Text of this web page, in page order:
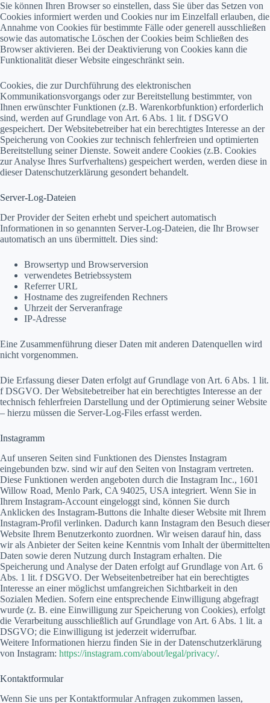
Sie können Ihren Browser so einstellen, dass Sie über das Setzen von
Cookies informiert werden und Cookies nur im Einzelfall erlauben, die
Annahme von Cookies für bestimmte Fälle oder generell ausschließen
sowie das automatische Löschen der Cookies beim Schließen des
Browser aktivieren. Bei der Deaktivierung von Cookies kann die
Funktionalität dieser Website eingeschränkt sein.
Cookies, die zur Durchführung des elektronischen
Kommunikationsvorgangs oder zur Bereitstellung bestimmter, von
Ihnen erwünschter Funktionen (z.B. Warenkorbfunktion) erforderlich
sind, werden auf Grundlage von Art. 6 Abs. 1 lit. f DSGVO
gespeichert. Der Websitebetreiber hat ein berechtigtes Interesse an der
Speicherung von Cookies zur technisch fehlerfreien und optimierten
Bereitstellung seiner Dienste. Soweit andere Cookies (z.B. Cookies
zur Analyse Ihres Surfverhaltens) gespeichert werden, werden diese in
dieser Datenschutzerklärung gesondert behandelt.
Server-Log-Dateien
Der Provider der Seiten erhebt und speichert automatisch
Informationen in so genannten Server-Log-Dateien, die Ihr Browser
automatisch an uns übermittelt. Dies sind:
Browsertyp und Browserversion
verwendetes Betriebssystem
Referrer URL
Hostname des zugreifenden Rechners
Uhrzeit der Serveranfrage
IP-Adresse
Eine Zusammenführung dieser Daten mit anderen Datenquellen wird
nicht vorgenommen.
Die Erfassung dieser Daten erfolgt auf Grundlage von Art. 6 Abs. 1 lit.
f DSGVO. Der Websitebetreiber hat ein berechtigtes Interesse an der
technisch fehlerfreien Darstellung und der Optimierung seiner Website
– hierzu müssen die Server-Log-Files erfasst werden.
Instagramm
Auf unseren Seiten sind Funktionen des Dienstes Instagram
eingebunden bzw. sind wir auf den Seiten von Instagram vertreten.
Diese Funktionen werden angeboten durch die Instagram Inc., 1601
Willow Road, Menlo Park, CA 94025, USA integriert. Wenn Sie in
Ihrem Instagram-Account eingeloggt sind, können Sie durch
Anklicken des Instagram-Buttons die Inhalte dieser Website mit Ihrem
Instagram-Profil verlinken. Dadurch kann Instagram den Besuch dieser
Website Ihrem Benutzerkonto zuordnen. Wir weisen darauf hin, dass
wir als Anbieter der Seiten keine Kenntnis vom Inhalt der übermittelten
Daten sowie deren Nutzung durch Instagram erhalten. Die
Speicherung und Analyse der Daten erfolgt auf Grundlage von Art. 6
Abs. 1 lit. f DSGVO. Der Webseitenbetreiber hat ein berechtigtes
Interesse an einer möglichst umfangreichen Sichtbarkeit in den
Sozialen Medien. Sofern eine entsprechende Einwilligung abgefragt
wurde (z. B. eine Einwilligung zur Speicherung von Cookies), erfolgt
die Verarbeitung ausschließlich auf Grundlage von Art. 6 Abs. 1 lit. a
DSGVO; die Einwilligung ist jederzeit widerrufbar.
Weitere Informationen hierzu finden Sie in der Datenschutzerklärung
von Instagram: https://instagram.com/about/legal/privacy/.
Kontaktformular
Wenn Sie uns per Kontaktformular Anfragen zukommen lassen,